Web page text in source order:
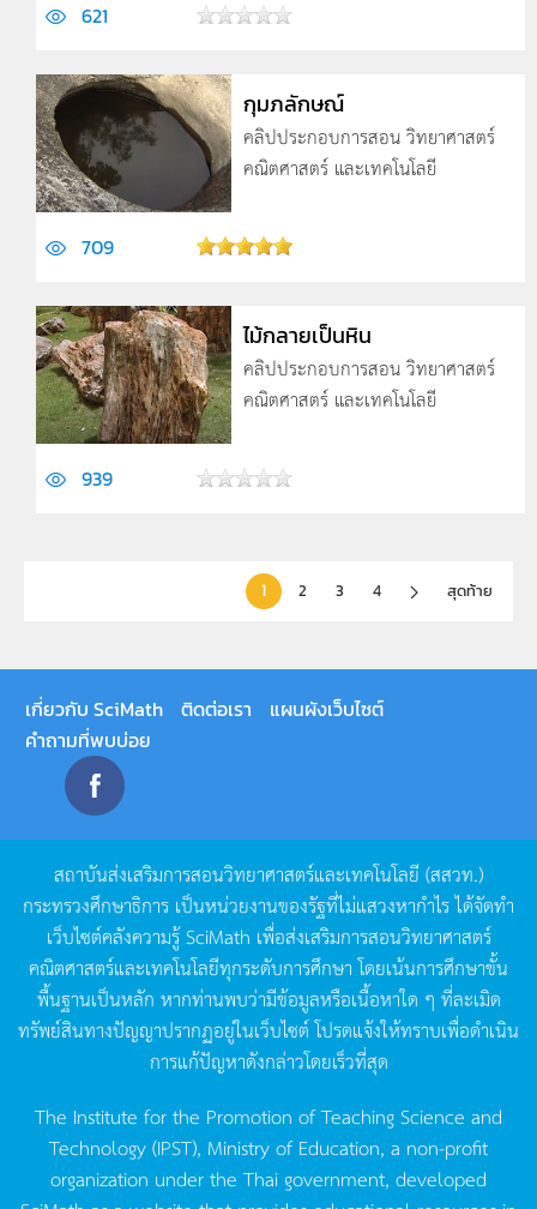
621
กุมภลักษณ์
คลิปประกอบการสอน วิทยาศาสตร์
คณิตศาสตร์ และเทคโนโลยี
709
ไม้กลายเป็นหิน
คลิปประกอบการสอน วิทยาศาสตร์
คณิตศาสตร์ และเทคโนโลยี
939
1 2 3 4 สุดท้าย
เกี่ยวกับ SciMath ติดต่อเรา
แผนผังเว็บไซต์
คำถามที่พบบ่อย
สถาบันส่งเสริมการสอนวิทยาศาสตร์และเทคโนโลยี (สสวท.)
กระทรวงศึกษาธิการ เป็นหน่วยงานของรัฐที่ไม่แสวงหากำไรได้จัดทำ
เว็บไซต์คลังความรู้SciMath เพื่อส่งเสริมการสอนวิทยาศาสตร์
คณิตศาสตร์และเทคโนโลยีทุกระดับการศึกษา โดยเน้นการศึกษาขั้น
พื้นฐานเป็นหลัก หากท่านพบว่ามีข้อมูลหรือเนื้อหาใด ๆ ที่ละเมิด
ทรัพย์สินทางปัญญาปรากฏอยู่ในเว็บไซต์โปรดแจ้งให้ทราบเพื่อดำเนิน
การแก้ปัญหาดังกล่าวโดยเร็วที่สุด
The Institute for the Promotion of Teaching Science and
Technology (IPST), Ministry of Education, a non-profit
organization under the Thai government, developed